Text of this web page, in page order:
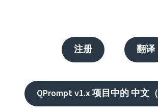
注册 翻译
QPrompt v1.x 项目中的 中文